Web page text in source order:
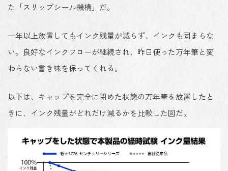
た「スリップシール機構」だ。
一年以上放置してもインク残量が減らず、インクも固まらな
い。良好なインクフローが継続され、昨日使った万年筆と変
わらない書き味を保ってくれる。
以下は、キャップを完全に閉めた状態の万年筆を放置したと
きに、インク残量がどれだけ減るかを比較した図だ。